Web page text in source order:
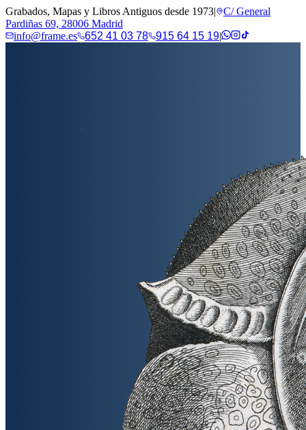
Grabados, Mapas y Libros Antiguos desde 1973|
C/ General
Pardiñas 69, 28006 Madrid
info@frame.es
652 41 03 78 915 64 15 19|